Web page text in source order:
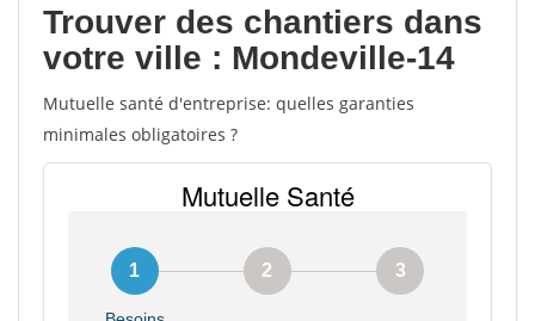
Trouver des chantiers dans
votre ville : Mondeville-14
Mutuelle santé d'entreprise: quelles garanties
minimales obligatoires ?